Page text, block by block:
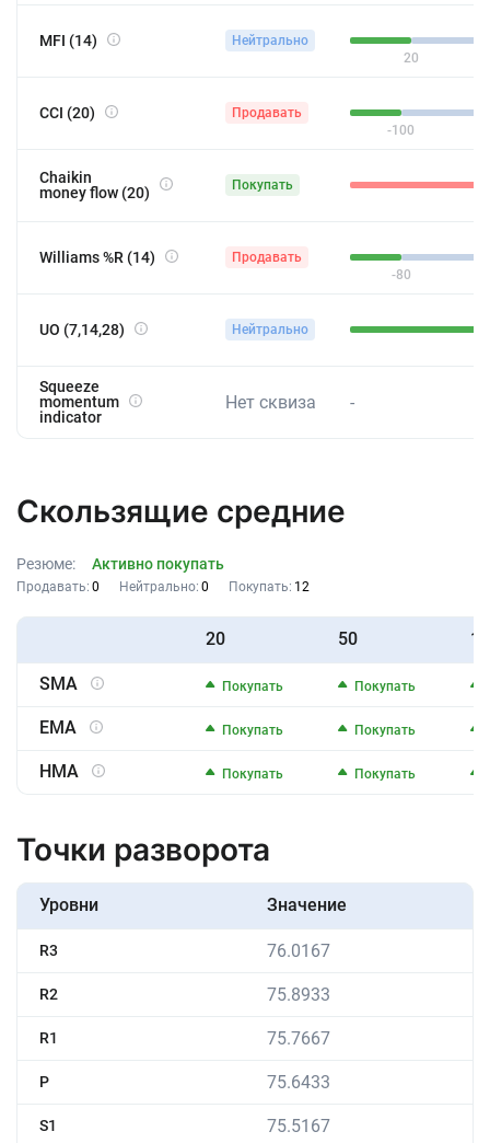
MFI (14)
Нейтрально
20
CCI (20)
Продавать
-100
Chaikin
money flow (20)
Покупать
Williams %R (14)
Продавать
-80
UO (7,14,28) Нейтрально
Squeeze
momentum
indicator
Нет сквиза -
Скользящие средние
Резюме: Активно покупать
Продавать: 0 Нейтрально: 0 Покупать: 12
20 50
SMA Покупать Покупать
EMA Покупать Покупать
HMA Покупать Покупать
Точки разворота
Уровни Значение
R3 76.0167
R2 75.8933
R1 75.7667
P 75.6433
S1 75.5167